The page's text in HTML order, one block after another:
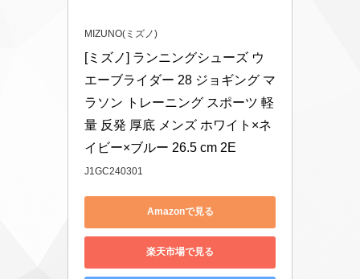
MIZUNO(ミズノ)
[ミズノ] ランニングシューズ ウ
エーブライダー 28 ジョギング マ
ラソン トレーニング スポーツ 軽
量 反発 厚底 メンズ ホワイト×ネ
イビー×ブルー 26.5 cm 2E
J1GC240301
Amazonで見る
楽天市場で見る